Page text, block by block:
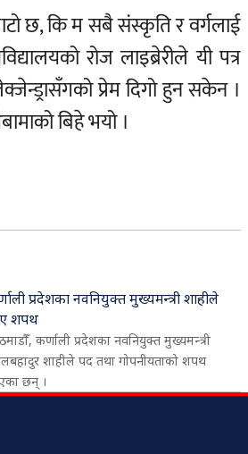
छ, कि म सबै संस्कृति र वर्गलाई
रोज लाइब्रेरीले यी पत्र
प्रेम दिगो हुन सकेन ।
बिहे भयो ।
प्रदेशका नवनियुक्त मुख्यमन्त्री शाहीले
शपथ
कर्णाली प्रदेशका नवनियुक्त मुख्यमन्त्री
शाहीले पद तथा गोपनीयताको शपथ
छन् ।